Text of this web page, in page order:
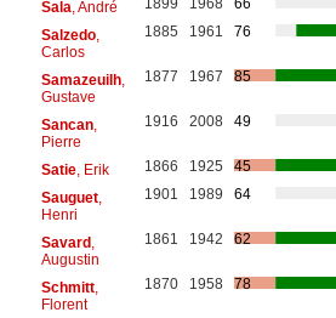
Sala , André 1899 1968
66
Salzedo,
Carlos
1885 1961 76
Samazeuilh,
Gustave
1877 1967 85
Sancan,
Pierre
1916 2008 49
Satie, Erik 1866 1925
45
Sauguet,
Henri
1901 1989 64
Savard,
Augustin
1861 1942 62
Schmitt,
Florent
1870 1958 78